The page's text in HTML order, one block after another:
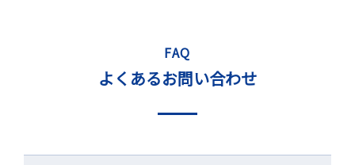
FAQ
よくあるお問い合わせ